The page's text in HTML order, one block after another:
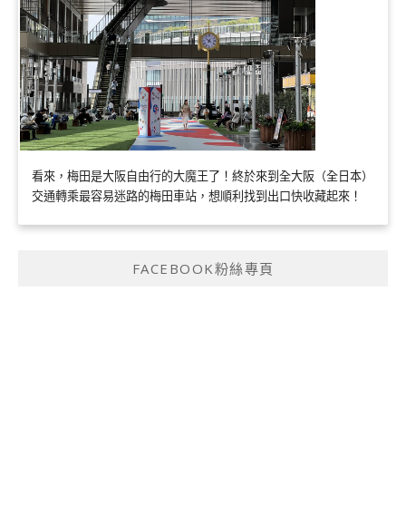
看來，梅田是大阪自由行的大魔王了！終於來到全大阪（全日本）
交通轉乘最容易迷路的梅田車站，想順利找到出口快收藏起來！
FACEBOOK粉絲專頁